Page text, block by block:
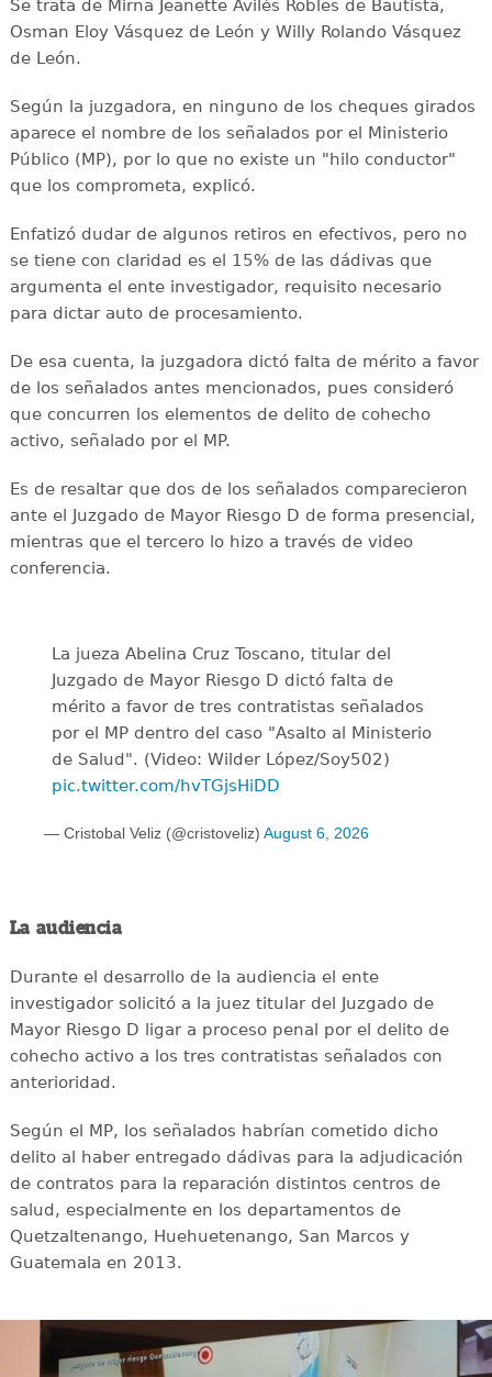
Se trata de Mirna Jeanette Avilés Robles de Bautista,
Osman Eloy Vásquez de León y Willy Rolando Vásquez
de León.
Según la juzgadora, en ninguno de los cheques girados
aparece el nombre de los señalados por el Ministerio
Público (MP), por lo que no existe un "hilo conductor"
que los comprometa, explicó.
Enfatizó dudar de algunos retiros en efectivos, pero no
se tiene con claridad es el 15% de las dádivas que
argumenta el ente investigador, requisito necesario
para dictar auto de procesamiento.
De esa cuenta, la juzgadora dictó falta de mérito a favor
de los señalados antes mencionados, pues consideró
que concurren los elementos de delito de cohecho
activo, señalado por el MP.
Es de resaltar que dos de los señalados comparecieron
ante el Juzgado de Mayor Riesgo D de forma presencial,
mientras que el tercero lo hizo a través de video
conferencia.
La jueza Abelina Cruz Toscano, titular del
Juzgado de Mayor Riesgo D dictó falta de
mérito a favor de tres contratistas señalados
por el MP dentro del caso "Asalto al Ministerio
de Salud". (Video: Wilder López/Soy502)
pic.twitter.com/hvTGjsHiDD
— Cristobal Veliz (@cristoveliz) August 6, 2026
La audiencia
Durante el desarrollo de la audiencia el ente
investigador solicitó a la juez titular del Juzgado de
Mayor Riesgo D ligar a proceso penal por el delito de
cohecho activo a los tres contratistas señalados con
anterioridad.
Según el MP, los señalados habrían cometido dicho
delito al haber entregado dádivas para la adjudicación
de contratos para la reparación distintos centros de
salud, especialmente en los departamentos de
Quetzaltenango, Huehuetenango, San Marcos y
Guatemala en 2013.